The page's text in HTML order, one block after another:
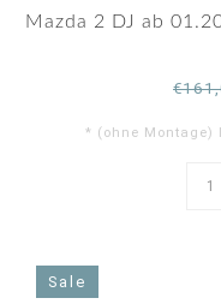
Mazda 2 DJ ab
* (ohne Montage)
Sale